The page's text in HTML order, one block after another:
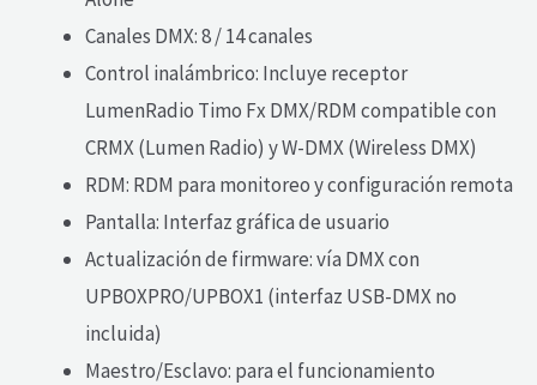
Canales DMX: 8 / 14 canales
Control inalámbrico: Incluye receptor
LumenRadio Timo Fx DMX/RDM compatible con
CRMX (Lumen Radio) y W-DMX (Wireless DMX)
RDM: RDM para monitoreo y configuración remota
Pantalla: Interfaz gráfica de usuario
Actualización de firmware: vía DMX con
UPBOXPRO/UPBOX1 (interfaz USB-DMX no
incluida)
Maestro/Esclavo: para el funcionamiento